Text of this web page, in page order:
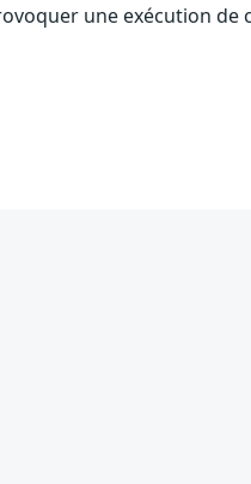
une exécution de